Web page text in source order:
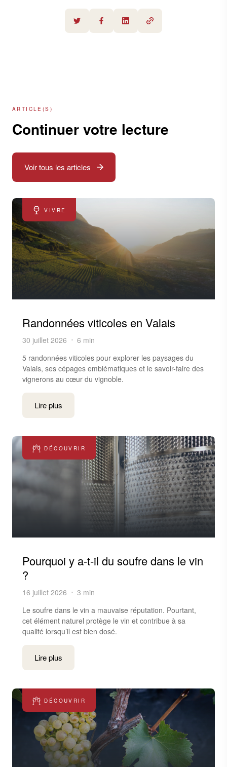
ARTICLE(S)
Continuer votre lecture
Voir tous les articles
VIVRE
Randonnées viticoles en Valais
30 juillet 2026
6 min
5 randonnées viticoles pour explorer les paysages du
Valais, ses cépages emblématiques et le savoir-faire des
vignerons au cœur du vignoble.
Lire plus
DÉCOUVRIR
Pourquoi y a-t-il du soufre dans le vin
?
16 juillet 2026
3 min
Le soufre dans le vin a mauvaise réputation. Pourtant,
cet élément naturel protège le vin et contribue à sa
qualité lorsqu’il est bien dosé.
Lire plus
DÉCOUVRIR